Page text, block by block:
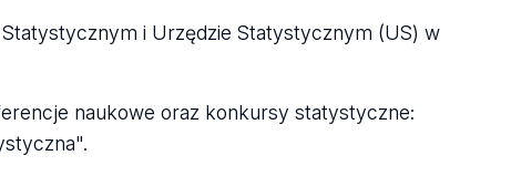
i Urzędzie Statystycznym (US) w
naukowe oraz konkursy statystyczne: